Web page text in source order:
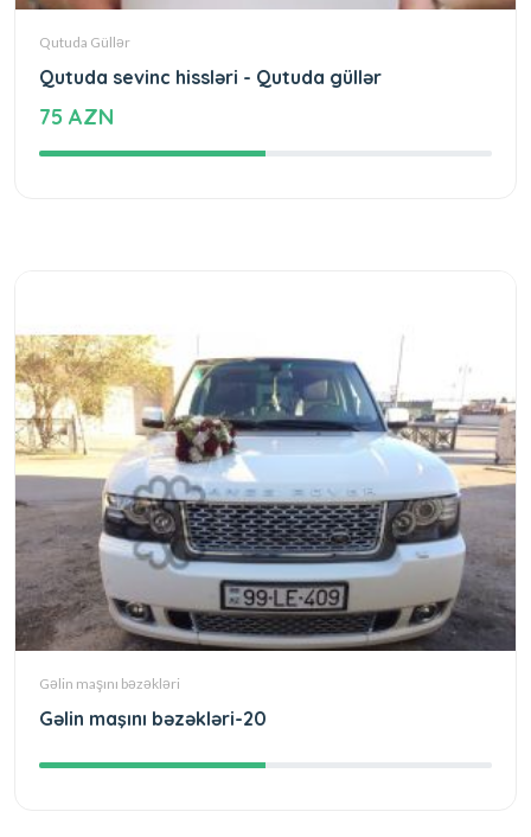
Qutuda Güllər
Qutuda sevinc hissləri - Qutuda güllər
75 AZN
Gəlin maşını bəzəkləri
Gəlin maşını bəzəkləri-20